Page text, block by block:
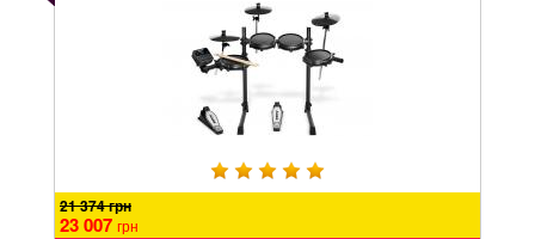
21 374 грн
23 007 грн